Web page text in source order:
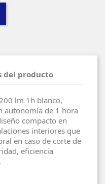
del producto
lm 1h blanco,
autonomía de 1 hora
compacto en
interiores que
en caso de corte de
eficiencia